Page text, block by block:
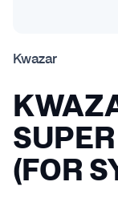
Kwazar
(FOR